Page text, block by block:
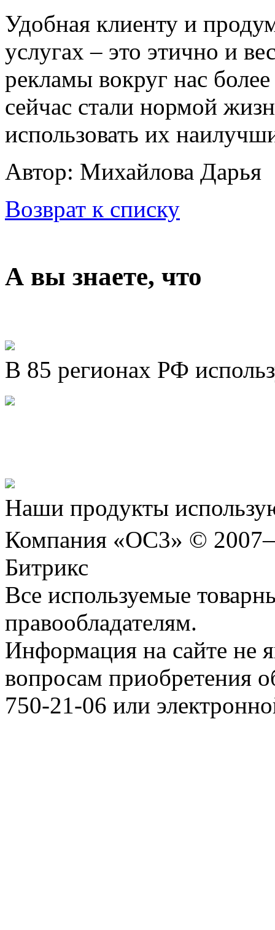
Удобная клиенту и
услугах – это этично и
рекламы вокруг нас
сейчас стали нормой
использовать их
Автор: Михайлова Дарья
Возврат к списку
А вы знаете, что
В 85 регионах РФ
Наши продукты
Компания «ОС3» ©
Битрикс
Все используемые
правообладателям.
Информация на сайте не
вопросам приобретения
750-21-06 или